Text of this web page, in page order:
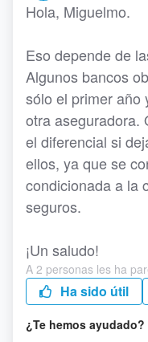
Hola, Miguelmo.
Eso depende de
Algunos bancos
sólo el primer año
otra aseguradora.
el diferencial si
ellos, ya que se
condicionada a la
seguros.
¡Un saludo!
A 2 personas les ha
Ha sido útil
¿Te hemos ayudado?